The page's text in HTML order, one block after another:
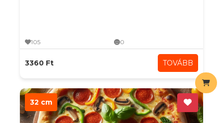
105 0
3360 Ft TOVÁBB
32 cm